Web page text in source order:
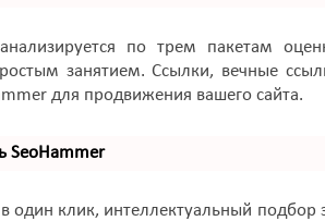
по трем пакетам
занятием. Ссылки, вечные
для продвижения вашего сайта.
SeoHammer
клик, интеллектуальный подбор